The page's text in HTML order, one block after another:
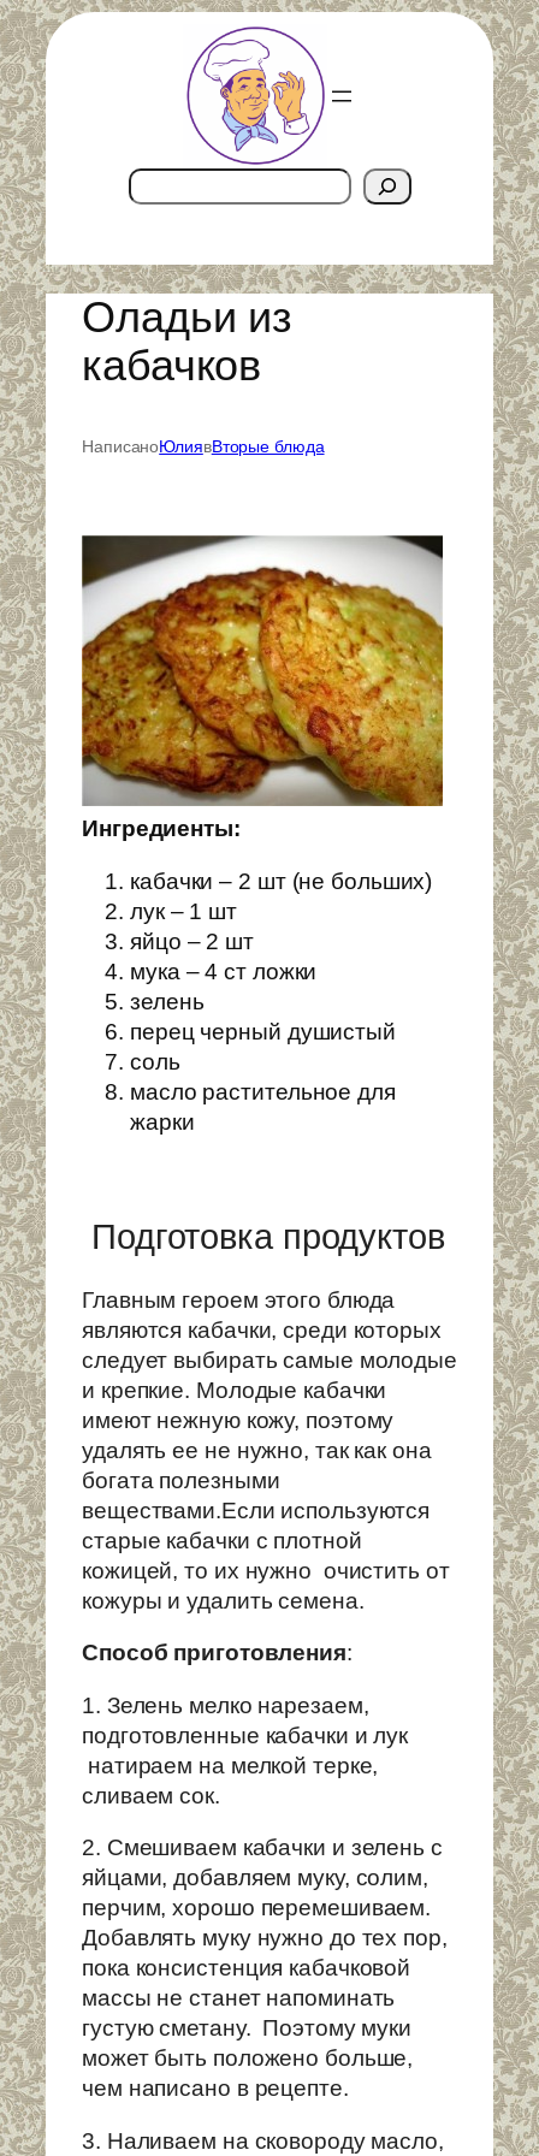
Перейти
к
содержимому
Поиск
Оладьи из
кабачков
НаписаноЮлиявВторые блюда
Ингредиенты:
кабачки – 2 шт (не больших)
лук – 1 шт
яйцо – 2 шт
мука – 4 ст ложки
зелень
перец черный душистый
соль
масло растительное для
жарки
Подготовка продуктов
Главным героем этого блюда
являются кабачки, среди которых
следует выбирать самые молодые
и крепкие. Молодые кабачки
имеют нежную кожу, поэтому
удалять ее не нужно, так как она
богата полезными
веществами.Если используются
старые кабачки с плотной
кожицей, то их нужно очистить от
кожуры и удалить семена.
Способ приготовления:
1. Зелень мелко нарезаем,
подготовленные кабачки и лук
натираем на мелкой терке,
сливаем сок.
2. Смешиваем кабачки и зелень с
яйцами, добавляем муку, солим,
перчим, хорошо перемешиваем.
Добавлять муку нужно до тех пор,
пока консистенция кабачковой
массы не станет напоминать
густую сметану. Поэтому муки
может быть положено больше,
чем написано в рецепте.
3. Наливаем на сковороду масло,